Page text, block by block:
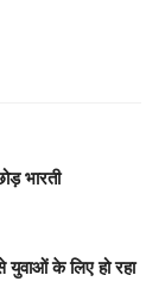
भारती
के लिए हो रहा